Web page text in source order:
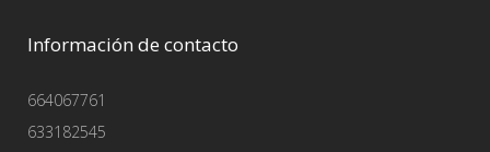
Información de contacto
664067761
633182545